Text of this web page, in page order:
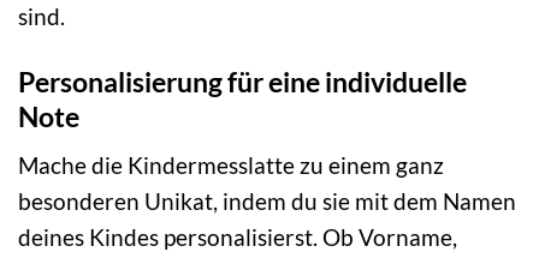
sind.
Personalisierung für eine individuelle
Note
Mache die Kindermesslatte zu einem ganz
besonderen Unikat, indem du sie mit dem Namen
deines Kindes personalisierst. Ob Vorname,